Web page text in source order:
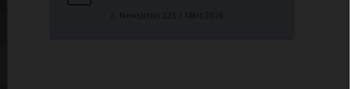
Newsletter 121 / März 2026